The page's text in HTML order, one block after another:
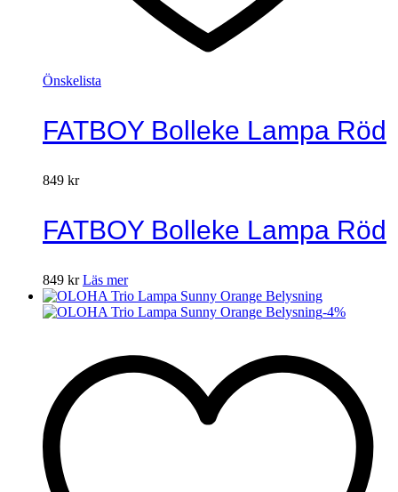
Önskelista
FATBOY Bolleke Lampa Röd
849 kr
FATBOY Bolleke Lampa Röd
849 kr Läs mer
-4%